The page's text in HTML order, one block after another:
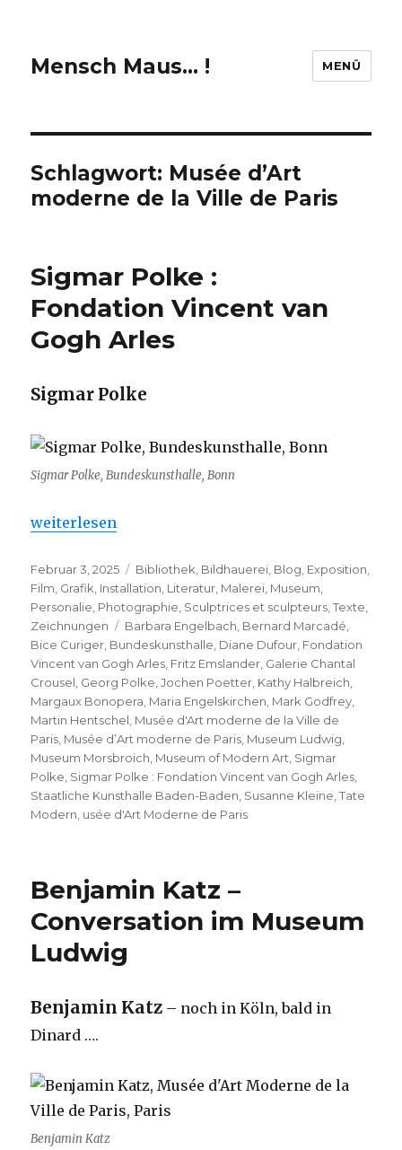
Mensch Maus… ! MENÜ
Schlagwort: Musée d’Art
moderne de la Ville de Paris
Sigmar Polke :
Fondation Vincent van
Gogh Arles
Sigmar Polke
Sigmar Polke, Bundeskunsthalle, Bonn
„Sigmar Polke : Fondation Vincent van Gogh Arles“
weiterlesen
Veröffentlicht
am
Februar 3, 2025 Kategorien
Bibliothek Bildhauerei Blog Exposition
Film Grafik Installation Literatur Malerei Museum
Personalie Photographie Sculptrices et sculpteurs ,Texte
Zeichnungen
Schlagwörter
Barbara Engelbach Bernard Marcadé
Bice Curiger Bundeskunsthalle Diane Dufour Fondation
Vincent van Gogh Arles Fritz Emslander Galerie Chantal
Crousel Georg Polke ,Jochen Poetter Kathy Halbreich
Margaux Bonopera Maria Engelskirchen Mark Godfrey
Martin Hentschel Musée d'Art moderne de la Ville de
Paris Musée d’Art moderne de Paris Museum Ludwig
Museum Morsbroich Museum of Modern Art Sigmar
Polke Sigmar Polke : Fondation Vincent van Gogh Arles
Staatliche Kunsthalle Baden-Baden Susanne Kleine ,Tate
Modern usée d'Art Moderne de Paris
Benjamin Katz –
Conversation im Museum
Ludwig
Benjamin Katz – noch in Köln, bald in
Dinard ….
Benjamin Katz